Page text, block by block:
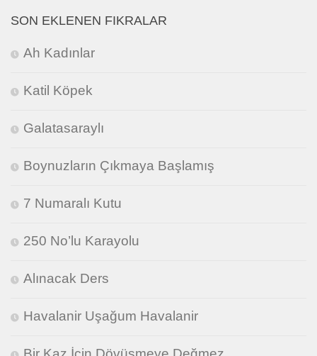
SON EKLENEN FIKRALAR
Ah Kadınlar
Katil Köpek
Galatasaraylı
Boynuzların Çıkmaya Başlamış
7 Numaralı Kutu
250 No’lu Karayolu
Alınacak Ders
Havalanir Uşağum Havalanir